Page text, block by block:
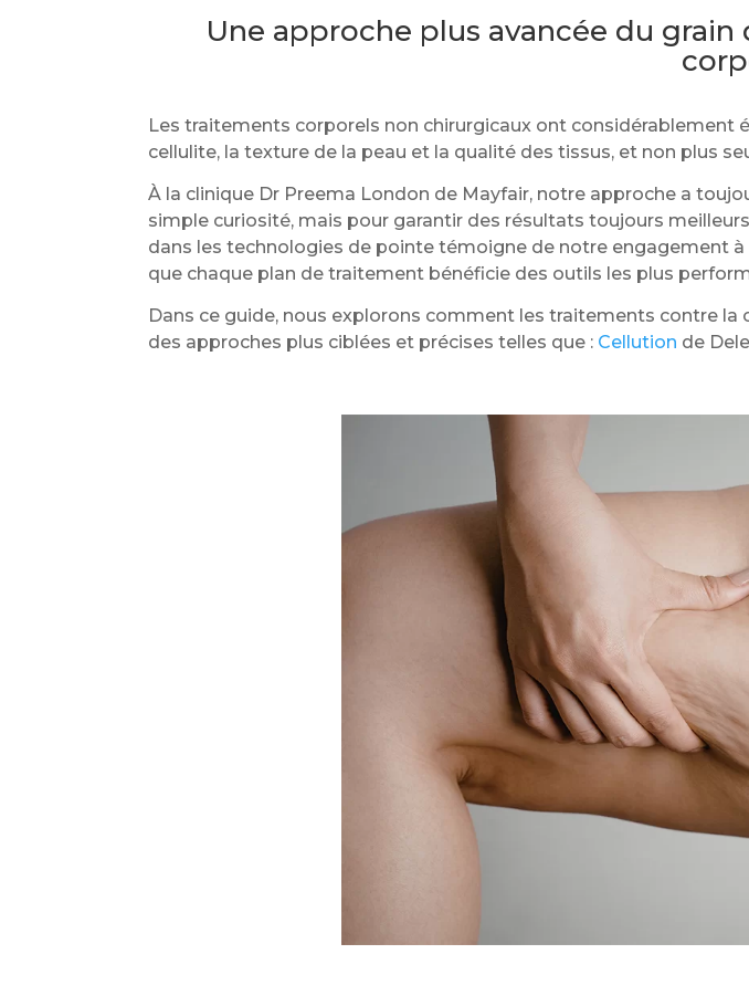
Une approche plus avancée du
Les traitements corporels non chirurgicaux ont considérablement
cellulite, la texture de la peau et la qualité des tissus, et non plus
À la clinique Dr Preema London de Mayfair, notre approche a
simple curiosité, mais pour garantir des résultats toujours
dans les technologies de pointe témoigne de notre engagement
que chaque plan de traitement bénéficie des outils les plus
Dans ce guide, nous explorons comment les traitements contre
des approches plus ciblées et précises telles que : Cellution de